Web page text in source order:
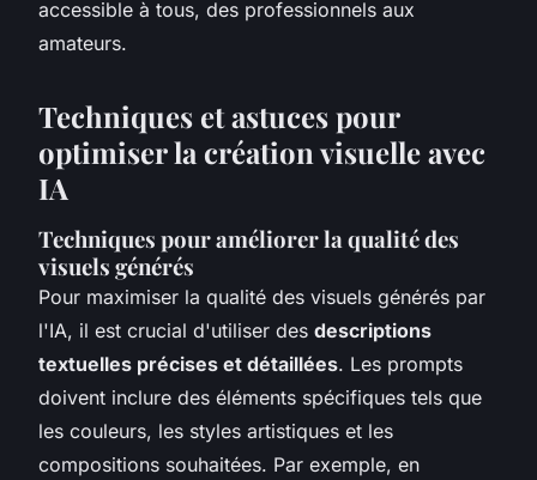
accessible à tous, des professionnels aux
amateurs.
Techniques et astuces pour
optimiser la création visuelle avec
IA
Techniques pour améliorer la qualité des
visuels générés
Pour maximiser la qualité des visuels générés par
l'IA, il est crucial d'utiliser des descriptions
textuelles précises et détaillées. Les prompts
doivent inclure des éléments spécifiques tels que
les couleurs, les styles artistiques et les
compositions souhaitées. Par exemple, en